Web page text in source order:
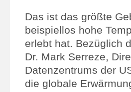
Das ist das größte
beispiellos hohe
erlebt hat. Bezüglich
Dr. Mark Serreze,
Datenzentrums der
die globale